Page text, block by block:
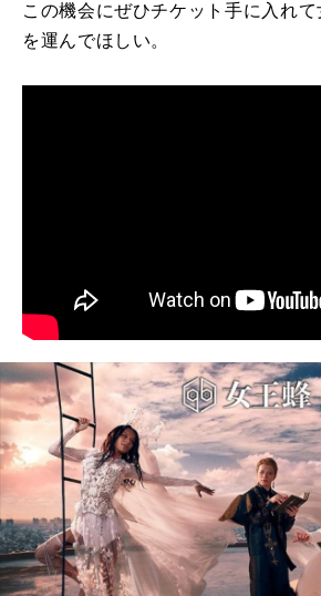
この機会にぜひチケット手に入れ
を運んでほしい。